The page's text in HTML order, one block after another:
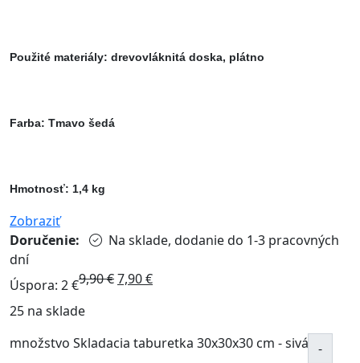
Použité materiály: drevovláknitá doska, plátno
Farba: Tmavo šedá
Hmotnosť: 1,4 kg
Zobraziť
Doručenie:
Na sklade, dodanie do 1-3 pracovných
dní
Úspora: 2 €9,90€7,90€
25 na sklade
množstvo Skladacia taburetka 30x30x30 cm - sivá